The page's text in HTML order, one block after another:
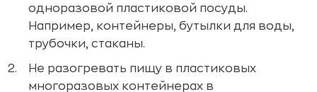
одноразовой пластиковой посуды.
Например, контейнеры, бутылки для воды,
трубочки, стаканы.
Не разогревать пищу в пластиковых
многоразовых контейнерах в